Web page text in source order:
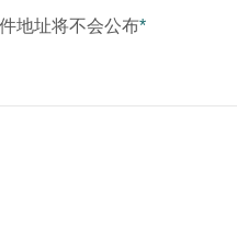
地址将不会公布*